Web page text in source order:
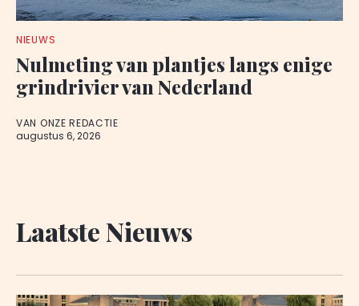
NIEUWS
Nulmeting van plantjes langs enige
grindrivier van Nederland
VAN ONZE REDACTIE
augustus 6, 2026
Laatste Nieuws